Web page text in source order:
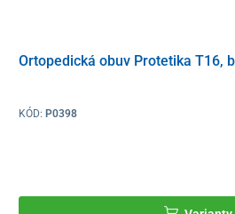
Ortopedická obuv Protetika T16,
KÓD: P0398